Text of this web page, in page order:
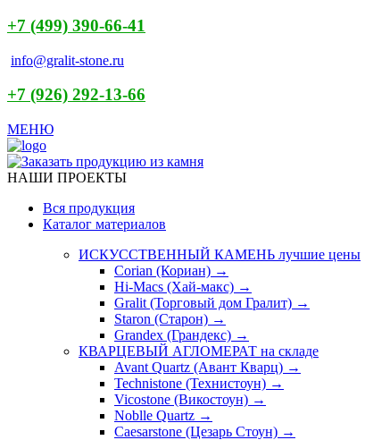
+7 (499) 390-66-41
info@gralit-stone.ru
+7 (926) 292-13-66
МЕНЮ
НАШИ ПРОЕКТЫ
Вся продукция
Каталог материалов
ИСКУССТВЕННЫЙ КАМЕНЬ лучшие цены
Corian (Кориан) →
Hi-Macs (Хай-макс) →
Gralit (Торговый дом Гралит) →
Staron (Старон) →
Grandex (Грандекс) →
КВАРЦЕВЫЙ АГЛОМЕРАТ на складе
Avant Quartz (Авант Кварц) →
Technistone (Технистоун) →
Vicostone (Викостоун) →
Noblle Quartz →
Caesarstone (Цезарь Стоун) →